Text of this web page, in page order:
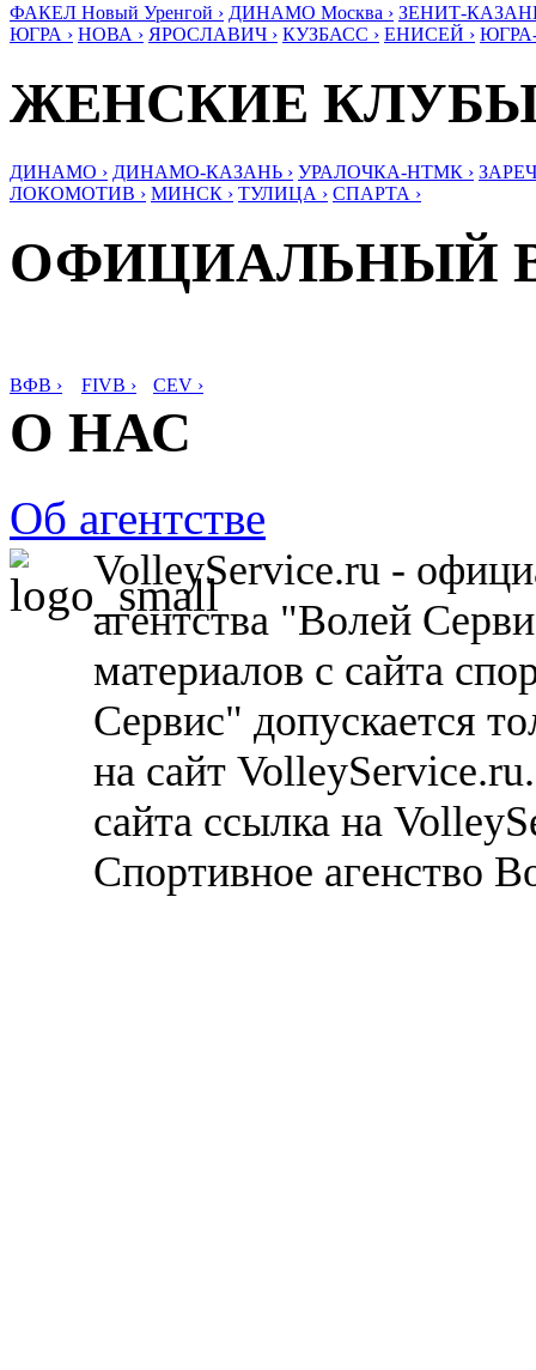
ФАКЕЛ Новый Уренгой › ДИНАМО Москва › ЗЕНИТ-
ЮГРА › НОВА › ЯРОСЛАВИЧ › КУЗБАСС › ЕНИСЕЙ ›
ЖЕНСКИЕ
ДИНАМО › ДИНАМО-КАЗАНЬ › УРАЛОЧКА-НТМК ›
ЛОКОМОТИВ › МИНСК › ТУЛИЦА › СПАРТА ›
ОФИЦИАЛЬНЫЙ
ВФВ › FIVB › CEV ›
О НАС
Об агентстве
VolleyService.ru -
агентства "Волей
материалов с сайта
Сервис" допускается
на сайт
сайта ссылка на
Спортивное агенство